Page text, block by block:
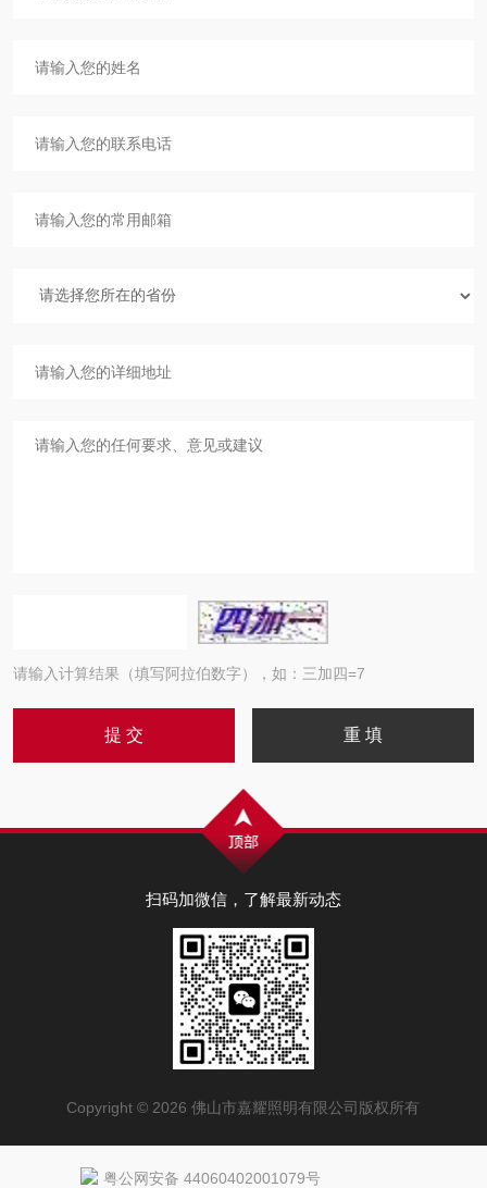
请输入计算结果（填写阿拉伯数字），如：三加四=7
扫码加微信，了解最新动态
Copyright © 2026 佛山市嘉耀照明有限公司版权所有
粤公网安备 44060402001079号